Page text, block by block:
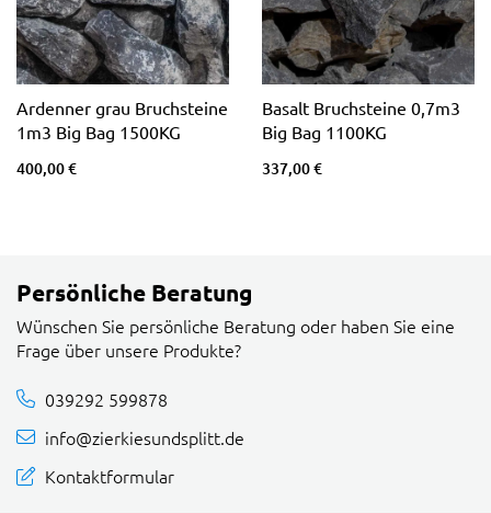
Ardenner grau Bruchsteine
1m3 Big Bag 1500KG
400,00 €
Basalt Bruchsteine 0,7m3
Big Bag 1100KG
337,00 €
Persönliche Beratung
Wünschen Sie persönliche Beratung oder haben Sie eine
Frage über unsere Produkte?
039292 599878
info@zierkiesundsplitt.de
Kontaktformular